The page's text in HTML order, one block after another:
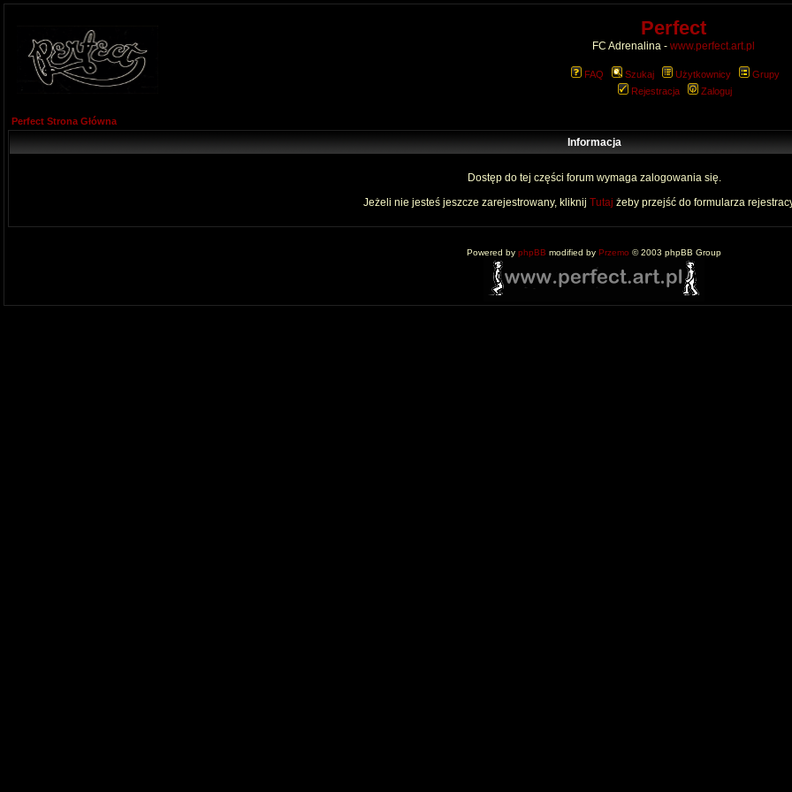
Perfect
FC Adrenalina - www.perfect.art.pl
FAQ Szukaj Użytkownicy
Grupy
Rejestracja
Zaloguj
Perfect Strona Główna
Informacja
Dostęp do tej części forum wymaga zalogowania się.
Jeżeli nie jesteś jeszcze zarejestrowany, kliknij Tutaj żeby przejść do formularza
Powered by phpBB modified by Przemo © 2003 phpBB Group